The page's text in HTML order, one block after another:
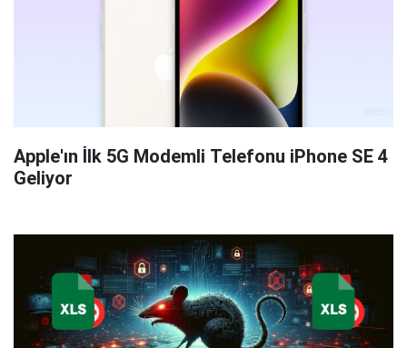
Apple'ın İlk 5G Modemli Telefonu iPhone SE 4
Geliyor